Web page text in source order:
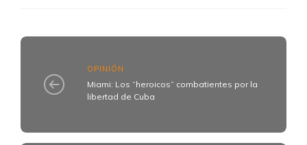
OPINIÓN
Miami: Los “heroicos” combatientes por la
libertad de Cuba